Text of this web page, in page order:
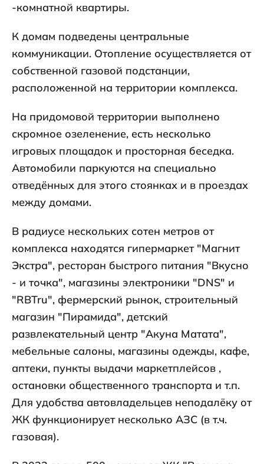
-комнатной квартиры.
К домам подведены центральные
коммуникации. Отопление осуществляется от
собственной газовой подстанции,
расположенной на территории комплекса.
На придомовой территории выполнено
скромное озеленение, есть несколько
игровых площадок и просторная беседка.
Автомобили паркуются на специально
отведённых для этого стоянках и в проездах
между домами.
В радиусе нескольких сотен метров от
комплекса находятся гипермаркет "Магнит
Экстра", ресторан быстрого питания "Вкусно
- и точка", магазины электроники "DNS" и
"RBTru", фермерский рынок, строительный
магазин "Пирамида", детский
развлекательный центр "Акуна Матата",
мебельные салоны, магазины одежды, кафе,
аптеки, пункты выдачи маркетплейсов ,
остановки общественного транспорта и т.п.
Для удобства автовладельцев неподалёку от
ЖК функционирует несколько АЗС (в т.ч.
газовая).